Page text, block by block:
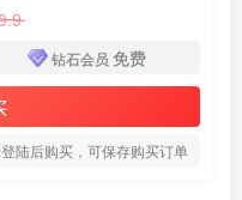
钻石会员 免费
陆后购买，可保存购买订单